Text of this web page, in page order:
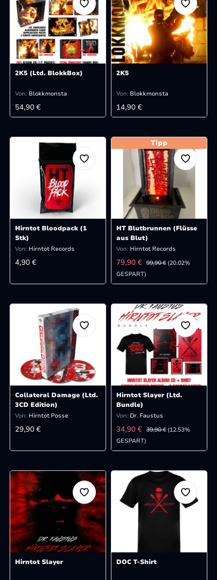
2K5 (Ltd. BlokkBox)
Von: Blokkmonsta
REGULÄRER PREIS:
54,90 €
2K5
Von: Blokkmonsta
REGULÄRER PREIS:
14,90 €
Hirntot Bloodpack (1
Stk)
Von: Hirntot Records
REGULÄRER PREIS:
4,90 €
Tipp
HT Blutbrunnen (Flüsse
aus Blut)
Von: Hirntot Records
VERKAUFSPREIS:
79,90 € REGULÄRER PREIS:
99,90 € (20.02%
GESPART)
Collateral Damage (Ltd.
3CD Edition)
Von: Hirntot Posse
REGULÄRER PREIS:
29,90 €
Hirntot Slayer (Ltd.
Bundle)
Von: Dr. Faustus
VERKAUFSPREIS:
34,90 € REGULÄRER PREIS:
39,90 € (12.53%
GESPART)
Hirntot Slayer DOC T-Shirt